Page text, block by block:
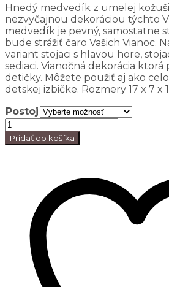
Hnedý medvedík z umelej
nezvyčajnou dekoráciou týchto
medvedík je pevný, samostatne
bude strážiť čaro Vašich Vianoc.
variant stojaci s hlavou hore,
sediaci. Vianočná dekorácia
detičky. Môžete použiť aj ako
detskej izbičke. Rozmery 17 x 7 x
Postoj
Pridať do košíka